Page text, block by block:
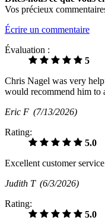
Vos précieux
Écrire un commentaire
Évaluation :
5
Chris Nagel was very
would recommend him to
Eric F (7/13/2026)
Rating:
5.0
Excellent customer
Judith T (6/3/2026)
Rating:
5.0